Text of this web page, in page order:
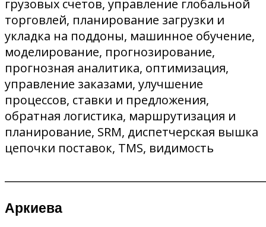
грузовых счетов, управление глобальной
торговлей, планирование загрузки и
укладка на поддоны, машинное обучение,
моделирование, прогнозирование,
прогнозная аналитика, оптимизация,
управление заказами, улучшение
процессов, ставки и предложения,
обратная логистика, маршрутизация и
планирование, SRM, диспетчерская вышка
цепочки поставок, TMS, видимость
Аркиева